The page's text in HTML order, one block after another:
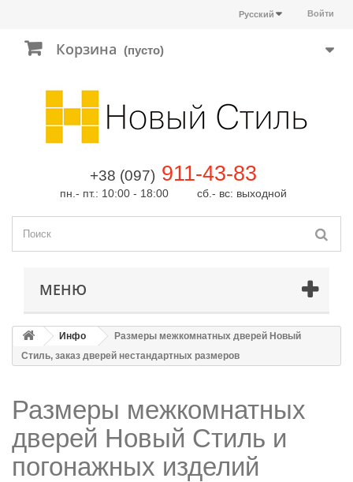
Войти
Русский
Корзина (пусто)
+38 (097) 911-43-83
пн.- пт.: 10:00 - 18:00 сб.- вс: выходной
МЕНЮ
Инфо
Размеры межкомнатных дверей Новый
Стиль, заказ дверей нестандартных размеров
Размеры межкомнатных
дверей Новый Стиль и
погонажных изделий